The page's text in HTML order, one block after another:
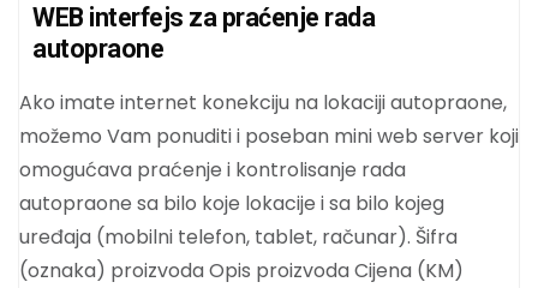
WEB interfejs za praćenje rada
autopraone
Ako imate internet konekciju na lokaciji autopraone,
možemo Vam ponuditi i poseban mini web server koji
omogućava praćenje i kontrolisanje rada
autopraone sa bilo koje lokacije i sa bilo kojeg
uređaja (mobilni telefon, tablet, računar). Šifra
(oznaka) proizvoda Opis proizvoda Cijena (KM)